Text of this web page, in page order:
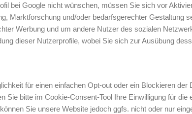
bei Google nicht wünschen, müssen Sie sich vor
Marktforschung und/oder bedarfsgerechter
Werbung und um andere Nutzer des sozialen
dieser Nutzerprofile, wobei Sie sich zur Ausübung
für einen einfachen Opt-out oder ein Blockieren
Sie bitte im Cookie-Consent-Tool Ihre Einwilligung für
Sie unsere Website jedoch ggfs. nicht oder nur